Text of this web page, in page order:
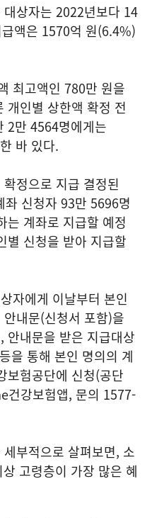
상자는 2022년보다 14
액은 1570억 원(6.4%)
최고액인 780만 원을
개인별 상한액 확정 전
2만 4564명에게는
바 있다.
정으로 지급 결정된
신청자 93만 5696명
는 계좌로 지급할 예정
별 신청을 받아 지급할
자에게 이날부터 본인
내문(신청서 포함)을
안내문을 받은 지급대상
을 통해 본인 명의의 계
보험공단에 신청(공단
강보험앱, 문의 1577-
부적으로 살펴보면, 소
고령층이 가장 많은 혜